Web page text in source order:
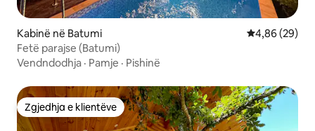
Kabinë në Batumi Vlerësimi
4,86 (29)
Fetë parajse (Batumi)
Vendndodhja · Pamje · Pishinë
Zgjedhja e klientëve
Zgjedhja e klientëve